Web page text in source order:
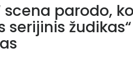
scena parodo,
serijinis